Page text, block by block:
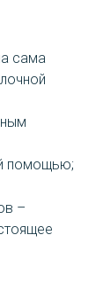
сама
помощью;
–